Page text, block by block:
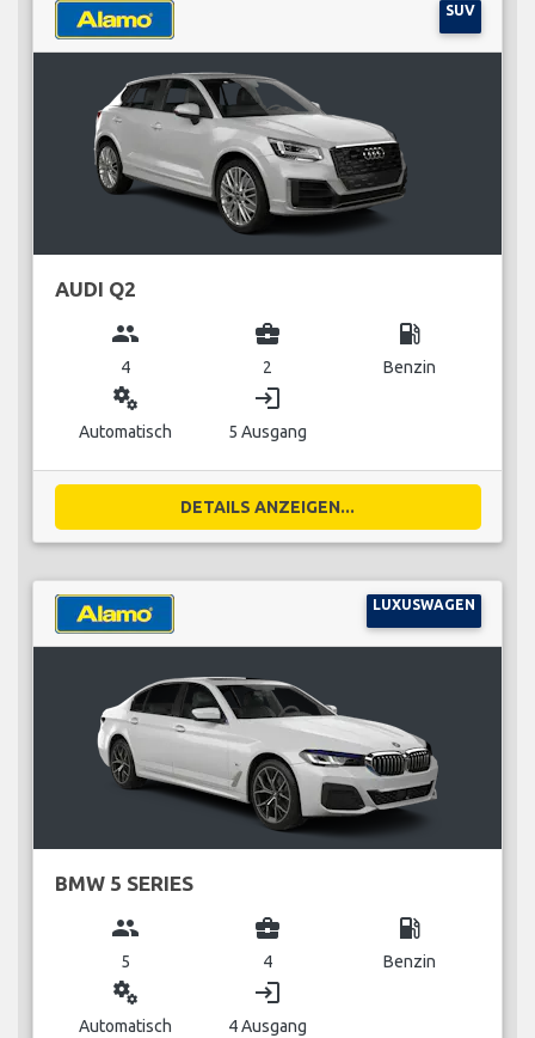
SUV
AUDI Q2
group
4
business_center
2
local_gas_station
Benzin
miscellaneous_services
Automatisch
login
5 Ausgang
DETAILS ANZEIGEN...
LUXUSWAGEN
BMW 5 SERIES
group
5
business_center
4
local_gas_station
Benzin
miscellaneous_services
Automatisch
login
4 Ausgang